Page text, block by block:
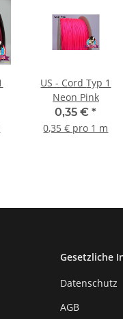
US - Cord Typ 1
Neon Pink
0,35 €*
0,35 € pro 1 m
Gesetzliche
Datenschutz
AGB